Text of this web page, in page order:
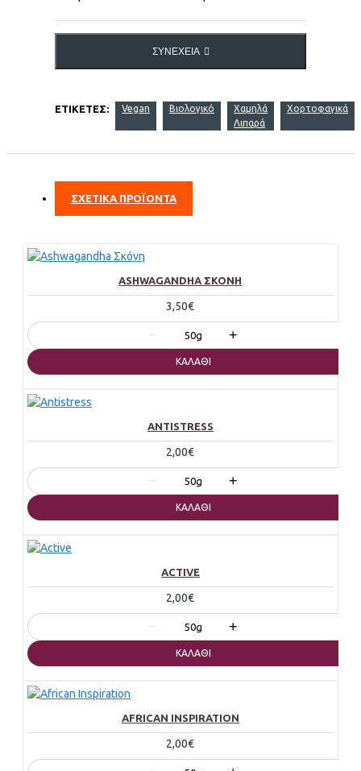
ΣΥΝΈΧΕΙΑ
ΕΤΙΚΈΤΕΣ: Vegan Βιολογικό
Χαμηλά
Λιπαρά
Χορτοφαγικά
ΣΧΕΤΙΚΑ ΠΡΟΪΟΝΤΑ
ASHWAGANDHA ΣΚΌΝΗ
3,50€
− 50g +
ΚΑΛΆΘΙ
ANTISTRESS
2,00€
− 50g +
ΚΑΛΆΘΙ
ACTIVE
2,00€
− 50g +
ΚΑΛΆΘΙ
AFRICAN INSPIRATION
2,00€